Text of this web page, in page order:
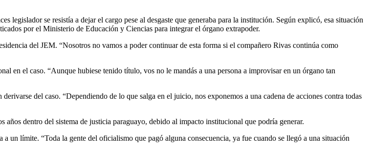
se resistía a dejar el cargo pese al desgaste que generaba para la institución. Según explicó, esa situación
por el Ministerio de Educación y Ciencias para integrar el órgano extrapoder.
del JEM. “Nosotros no vamos a poder continuar de esta forma si el compañero Rivas continúa como
en el caso. “Aunque hubiese tenido título, vos no le mandás a una persona a improvisar en un órgano tan
del caso. “Dependiendo de lo que salga en el juicio, nos exponemos a una cadena de acciones contra todas
dentro del sistema de justicia paraguayo, debido al impacto institucional que podría generar.
límite. “Toda la gente del oficialismo que pagó alguna consecuencia, ya fue cuando se llegó a una situación